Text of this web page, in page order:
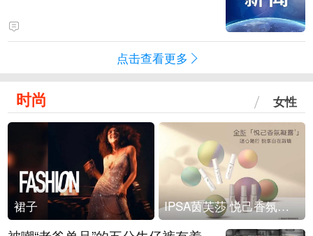
点击查看更多
时尚 女性
裙子 IPSA茵芙莎 悦己香氛凝露上市